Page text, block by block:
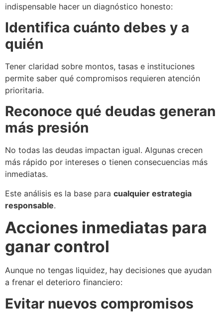
indispensable hacer un diagnóstico honesto:
Identifica cuánto debes y a
quién
Tener claridad sobre montos, tasas e instituciones
permite saber qué compromisos requieren atención
prioritaria.
Reconoce qué deudas generan
más presión
No todas las deudas impactan igual. Algunas crecen
más rápido por intereses o tienen consecuencias más
inmediatas.
Este análisis es la base para cualquier estrategia
responsable.
Acciones inmediatas para
ganar control
Aunque no tengas liquidez, hay decisiones que ayudan
a frenar el deterioro financiero:
Evitar nuevos compromisos